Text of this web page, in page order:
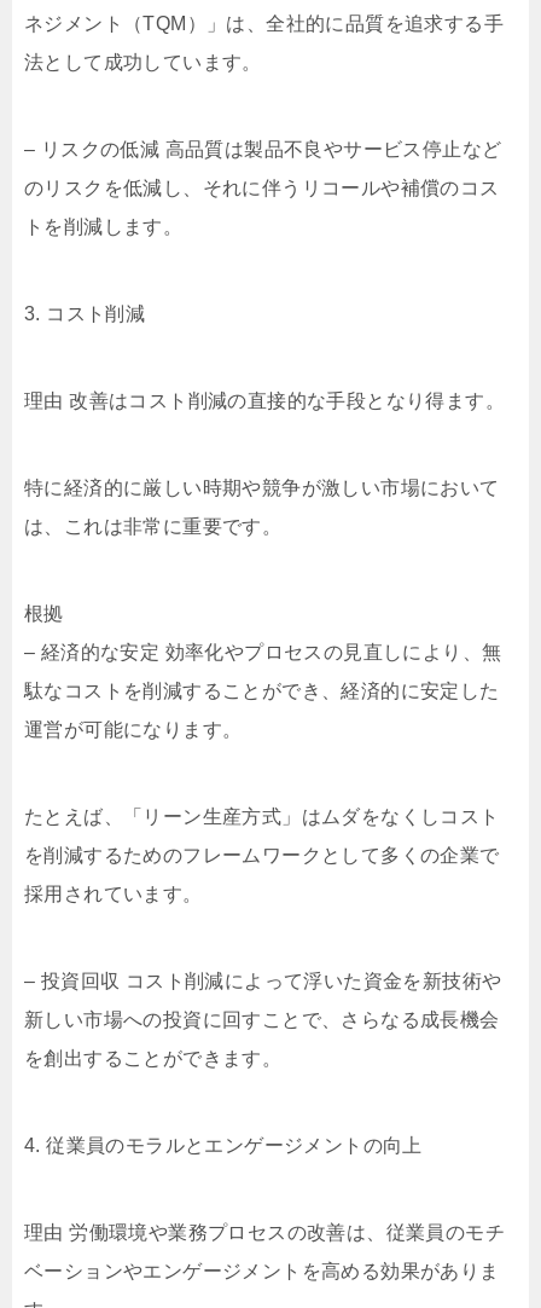
ネジメント（TQM）」は、全社的に品質を追求する手
法として成功しています。
– リスクの低減 高品質は製品不良やサービス停止など
のリスクを低減し、それに伴うリコールや補償のコス
トを削減します。
3. コスト削減
理由 改善はコスト削減の直接的な手段となり得ます。
特に経済的に厳しい時期や競争が激しい市場において
は、これは非常に重要です。
根拠
– 経済的な安定 効率化やプロセスの見直しにより、無
駄なコストを削減することができ、経済的に安定した
運営が可能になります。
たとえば、「リーン生産方式」はムダをなくしコスト
を削減するためのフレームワークとして多くの企業で
採用されています。
– 投資回収 コスト削減によって浮いた資金を新技術や
新しい市場への投資に回すことで、さらなる成長機会
を創出することができます。
4. 従業員のモラルとエンゲージメントの向上
理由 労働環境や業務プロセスの改善は、従業員のモチ
ベーションやエンゲージメントを高める効果がありま